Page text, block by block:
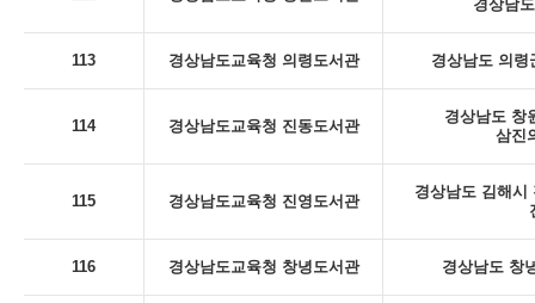
경상남
113 경상남도교육청 의령도서관 경상남도 의령
114 경상남도교육청 진동도서관
경상남도 창
삼진
115 경상남도교육청 진영도서관
경상남도 김해시
116 경상남도교육청 창녕도서관 경상남도 창